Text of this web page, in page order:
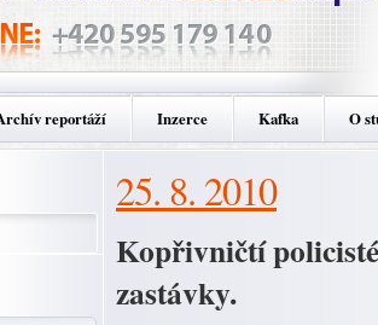
reportáží Inzerce Kafka O
25. 8. 2010
Kopřivničtí
zastávky.